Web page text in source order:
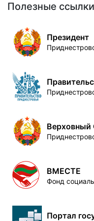
Полезные ссылки
Президент
Верховный
ВМЕСТЕ
Фонд
Портал